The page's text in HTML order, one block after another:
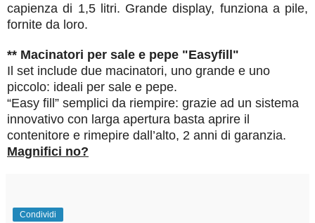
capienza di 1,5 litri. Grande display, funziona a pile,
fornite da loro.
** Macinatori per sale e pepe "Easyfill"
Il set include due macinatori, uno grande e uno
piccolo: ideali per sale e pepe.
“Easy fill” semplici da riempire: grazie ad un sistema
innovativo con larga apertura basta aprire il
contenitore e rimepire dall’alto, 2 anni di garanzia.
Magnifici no?
Condividi